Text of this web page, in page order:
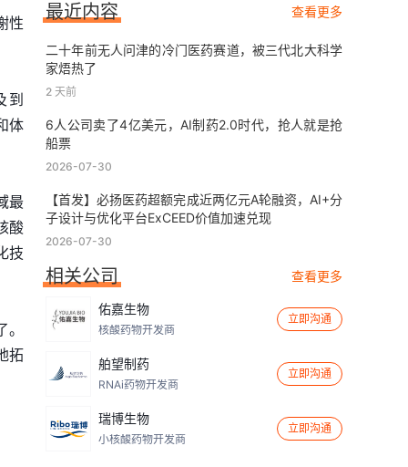
性
到
体
最
酸
技
拓
最近内容 查看更多
二十年前无人问津的冷门医药赛道，被三代北大科学
家焐热了
2 天前
6人公司卖了4亿美元，AI制药2.0时代，抢人就是抢
船票
2026-07-30
【首发】必扬医药超额完成近两亿元A轮融资，AI+分
子设计与优化平台ExCEED价值加速兑现
2026-07-30
相关公司 查看更多
佑嘉生物
核酸药物开发商
立即沟通
舶望制药
RNAi药物开发商
立即沟通
瑞博生物
小核酸药物开发商
立即沟通